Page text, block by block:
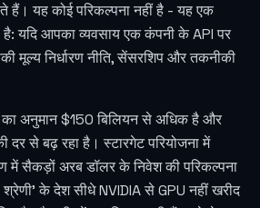
यह कोई परिकल्पना नहीं है - यह एक
है: यदि आपका व्यवसाय एक कंपनी के API पर
मूल्य निर्धारण नीति, सेंसरशिप और तकनीकी
का अनुमान $150 बिलियन से अधिक है और
से बढ़ रहा है। स्टारगेट परियोजना में
में सैकड़ों अरब डॉलर के निवेश की परिकल्पना
श्रेणी' के देश सीधे NVIDIA से GPU नहीं खरीद